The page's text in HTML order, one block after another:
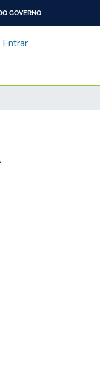
GOVERNO
Entrar(current)